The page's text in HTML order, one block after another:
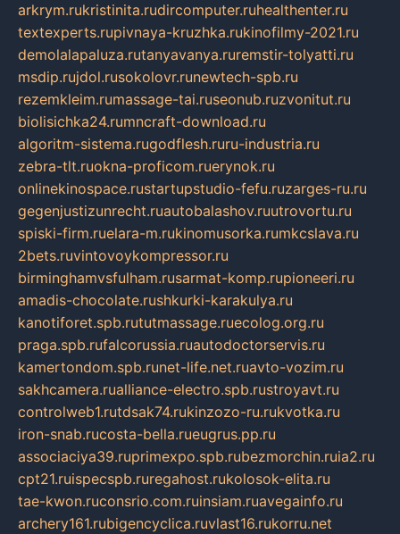
arkrym.rukristinita.rudircomputer.ruhealthenter.ru
textexperts.rupivnaya-kruzhka.rukinofilmy-2021.ru
demolalapaluza.rutanyavanya.ruremstir-tolyatti.ru
msdip.rujdol.rusokolovr.runewtech-spb.ru
rezemkleim.rumassage-tai.ruseonub.ruzvonitut.ru
biolisichka24.rumncraft-download.ru
algoritm-sistema.rugodflesh.ruru-industria.ru
zebra-tlt.ruokna-proficom.ruerynok.ru
onlinekinospace.rustartupstudio-fefu.ruzarges-ru.ru
gegenjustizunrecht.ruautobalashov.ruutrovortu.ru
spiski-firm.ruelara-m.rukinomusorka.rumkcslava.ru
2bets.ruvintovoykompressor.ru
birminghamvsfulham.rusarmat-komp.rupioneeri.ru
amadis-chocolate.rushkurki-karakulya.ru
kanotiforet.spb.rututmassage.ruecolog.org.ru
praga.spb.rufalcorussia.ruautodoctorservis.ru
kamertondom.spb.runet-life.net.ruavto-vozim.ru
sakhcamera.rualliance-electro.spb.rustroyavt.ru
controlweb1.rutdsak74.rukinzozo-ru.rukvotka.ru
iron-snab.rucosta-bella.rueugrus.pp.ru
associaciya39.ruprimexpo.spb.rubezmorchin.ruia2.ru
cpt21.ruispecspb.ruregahost.rukolosok-elita.ru
tae-kwon.ruconsrio.com.ruinsiam.ruavegainfo.ru
archery161.rubigencyclica.ruvlast16.rukorru.net